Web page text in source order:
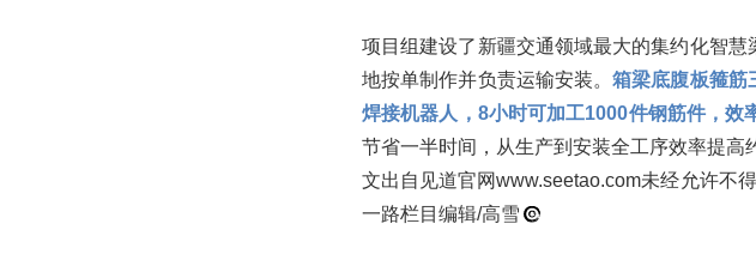
项目组建设了新疆交通领域最大的集约化智
地按单制作并负责运输安装。箱梁底腹板箍筋
焊接机器人，8小时可加工1000件钢筋件，效
节省一半时间，从生产到安装全工序效率提
文出自见道官网www.seetao.com未经允许不
一路栏目编辑/高雪